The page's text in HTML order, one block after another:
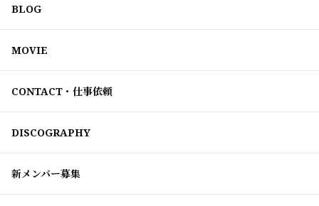
BLOG
MOVIE
CONTACT・仕事依頼
DISCOGRAPHY
新メンバー募集